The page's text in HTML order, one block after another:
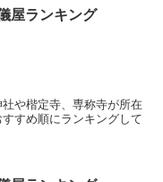
屋ランキング
や楷定寺、専称寺が所在
すめ順にランキングして